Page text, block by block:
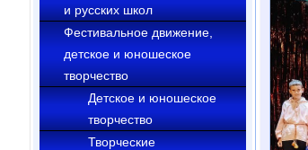
и русских школ
Фестивальное движение,
детское и юношеское
творчество
Детское и юношеское
творчество
Творческие